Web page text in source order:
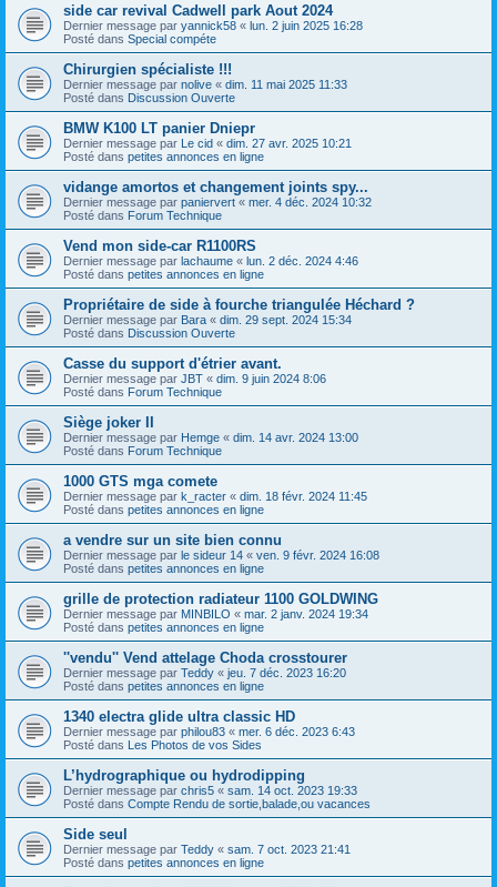
side car revival Cadwell park Aout 2024
Dernier message par yannick58 « lun. 2 juin 2025 16:28
Posté dans Special compéte
Chirurgien spécialiste !!!
Dernier message par nolive « dim. 11 mai 2025 11:33
Posté dans Discussion Ouverte
BMW K100 LT panier Dniepr
Dernier message par Le cid « dim. 27 avr. 2025 10:21
Posté dans petites annonces en ligne
vidange amortos et changement joints spy...
Dernier message par paniervert « mer. 4 déc. 2024 10:32
Posté dans Forum Technique
Vend mon side-car R1100RS
Dernier message par lachaume « lun. 2 déc. 2024 4:46
Posté dans petites annonces en ligne
Propriétaire de side à fourche triangulée Héchard ?
Dernier message par Bara « dim. 29 sept. 2024 15:34
Posté dans Discussion Ouverte
Casse du support d'étrier avant.
Dernier message par JBT « dim. 9 juin 2024 8:06
Posté dans Forum Technique
Siège joker II
Dernier message par Hemge « dim. 14 avr. 2024 13:00
Posté dans Forum Technique
1000 GTS mga comete
Dernier message par k_racter « dim. 18 févr. 2024 11:45
Posté dans petites annonces en ligne
a vendre sur un site bien connu
Dernier message par le sideur 14 « ven. 9 févr. 2024 16:08
Posté dans petites annonces en ligne
grille de protection radiateur 1100 GOLDWING
Dernier message par MINBILO « mar. 2 janv. 2024 19:34
Posté dans petites annonces en ligne
''vendu'' Vend attelage Choda crosstourer
Dernier message par Teddy « jeu. 7 déc. 2023 16:20
Posté dans petites annonces en ligne
1340 electra glide ultra classic HD
Dernier message par philou83 « mer. 6 déc. 2023 6:43
Posté dans Les Photos de vos Sides
L’hydrographique ou hydrodipping
Dernier message par chris5 « sam. 14 oct. 2023 19:33
Posté dans Compte Rendu de sortie,balade,ou vacances
Side seul
Dernier message par Teddy « sam. 7 oct. 2023 21:41
Posté dans petites annonces en ligne